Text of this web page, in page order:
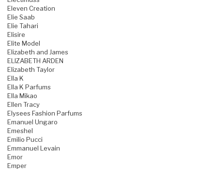
Eleven Creation
Elie Saab
Elie Tahari
Elisire
Elite Model
Elizabeth and James
ELIZABETH ARDEN
Elizabeth Taylor
Ella K
Ella K Parfums
Ella Mikao
Ellen Tracy
Elysees Fashion Parfums
Emanuel Ungaro
Emeshel
Emilio Pucci
Emmanuel Levain
Emor
Emper